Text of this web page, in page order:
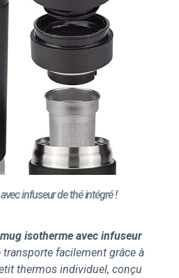
infuseur de thé intégré !
mug isotherme avec infuseur
transporte facilement grâce à
thermos individuel, conçu